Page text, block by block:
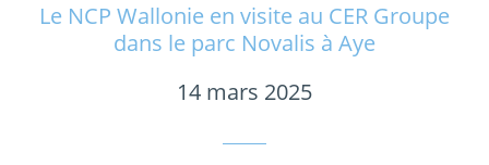
Le NCP Wallonie en visite au CER Groupe
dans le parc Novalis à Aye
14 mars 2025